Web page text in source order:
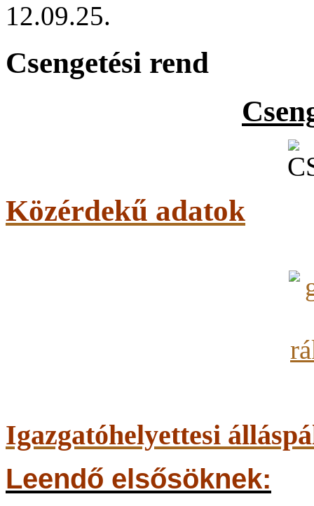
12.09.25.
Csengetési rend
Közérdekű adatok
Igazgatóhelyettesi
Leendő elsősöknek: